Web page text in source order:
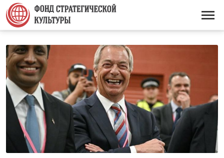
Перейти
основному
содержанию
Основная